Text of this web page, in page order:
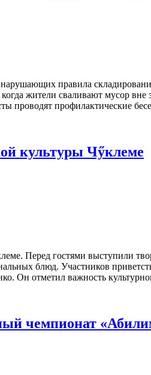
правила
жители сваливают мусор
проводят профилактические
культуры Чӳклеме
Перед гостями выступили
блюд. Участников
отметил важность
чемпионат